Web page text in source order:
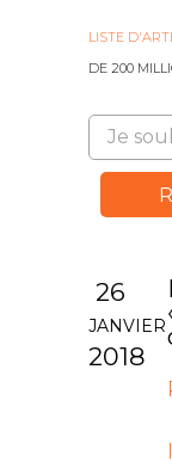
LISTE
DE 200
26
JANVIER
2018